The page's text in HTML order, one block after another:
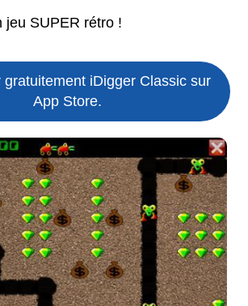
jeu SUPER rétro !
gratuitement iDigger Classic sur
App Store.